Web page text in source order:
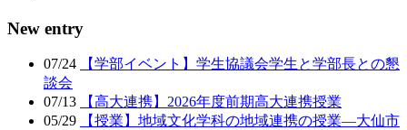
New entry
07/24
【学部イベント】学生協議会学生と学部長との懇
談会
07/13
【高大連携】2026年度前期高大連携授業
05/29
【授業】地域文化学科の地域連携の授業―大仙市